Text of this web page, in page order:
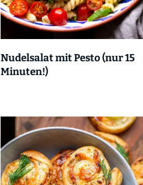
Nudelsalat mit Pesto (nur 15
Minuten!)